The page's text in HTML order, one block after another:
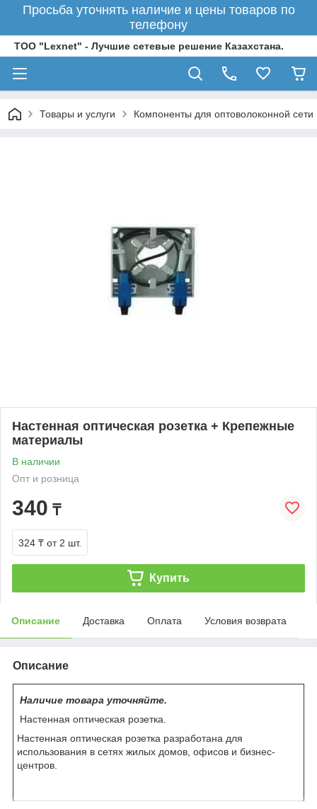
Просьба уточнять наличие и цены товаров по
телефону
ТОО "Lexnet" - Лучшие сетевые решение Казахстана.
Товары и услуги Компоненты для оптоволоконной сети
Настенная оптическая розетка + Крепежные
материалы
В наличии
Опт и розница
340 ₸
324 ₸ от 2 шт.
Купить
Описание Доставка Оплата Условия возврата
Описание
Наличие товара уточняйте.
Настенная оптическая розетка.
Настенная оптическая розетка разработана для
использования в сетях жилых домов, офисов и бизнес-
центров.